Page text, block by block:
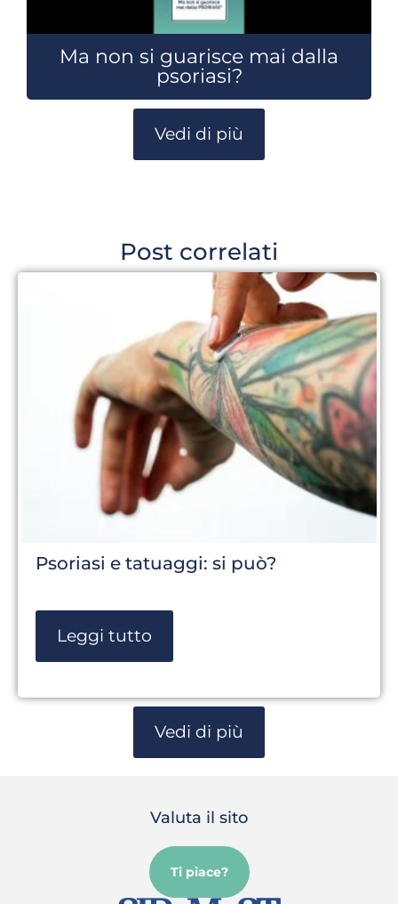
Ma non si guarisce mai dalla
psoriasi?
Vedi di più
Post correlati
Psoriasi e tatuaggi: si può?
Leggi tutto
Vedi di più
Valuta il sito
Ti piace?